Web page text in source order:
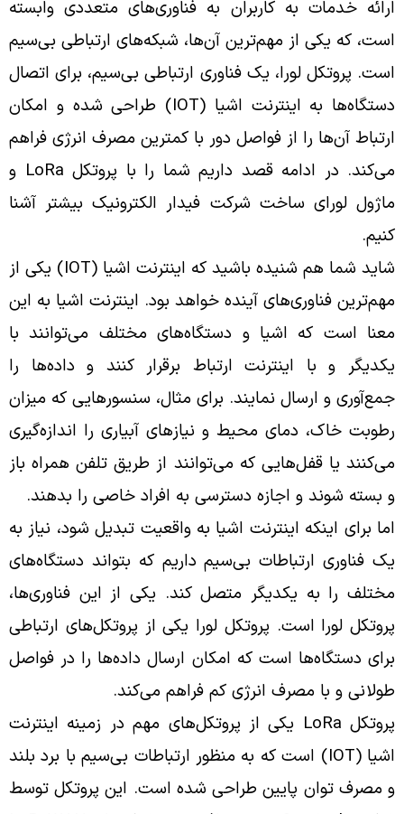
ارائه خدمات به کاربران به فناوری‌های متعددی وابسته
است، که یکی از مهم‌ترین آن‌ها، شبکه‌های ارتباطی بی‌سیم
است. پروتکل لورا، یک فناوری ارتباطی بی‌سیم، برای اتصال
دستگاه‌ها به اینترنت اشیا (IOT) طراحی شده و امکان
ارتباط آن‌ها را از فواصل دور با کمترین مصرف انرژی فراهم
می‌کند. در ادامه قصد داریم شما را با پروتکل LoRa و
ماژول لورای ساخت شرکت فیدار الکترونیک بیشتر آشنا
کنیم.
شاید شما هم شنیده باشید که اینترنت اشیا (IOT) یکی از
مهم‌ترین فناوری‌های آینده خواهد بود. اینترنت اشیا به این
معنا است که اشیا و دستگاه‌های مختلف می‌توانند با
یکدیگر و با اینترنت ارتباط برقرار کنند و داده‌ها را
جمع‌آوری و ارسال نمایند. برای مثال، سنسورهایی که میزان
رطوبت خاک، دمای محیط و نیازهای آبیاری را اندازه‌گیری
می‌کنند یا قفل‌هایی که می‌توانند از طریق تلفن همراه باز
و بسته شوند و اجازه دسترسی به افراد خاصی را بدهند.
اما برای اینکه اینترنت اشیا به واقعیت تبدیل شود، نیاز به
یک فناوری ارتباطات بی‌سیم داریم که بتواند دستگاه‌های
مختلف را به یکدیگر متصل کند. یکی از این فناوری‌ها،
پروتکل لورا است. پروتکل لورا یکی از پروتکل‌های ارتباطی
برای دستگاه‌ها است که امکان ارسال داده‌ها را در فواصل
طولانی و با مصرف انرژی کم فراهم می‌کند.
پروتکل LoRa یکی از پروتکل‌های مهم در زمینه اینترنت
اشیا (IOT) است که به منظور ارتباطات بی‌سیم با برد بلند
و مصرف توان پایین طراحی شده است. این پروتکل توسط